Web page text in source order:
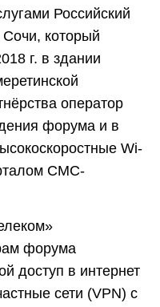
Российский
который
г. в здании
оператор
форума и в
Wi-
СМС-
форума
доступ в интернет
сети (VPN) с